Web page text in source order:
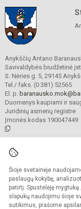
Šioje svetainėje
paslaugų kokybę,
patirtį. Spustelėję
slapukų naudojimu šioje
sutikimus, prašome
Anykščių Antano
Savivaldybės biudžetinė
S. Nėries g. 5, 29145
Tel./ faks. (0 381) 52565
El. p.
Duomenys kaupiami ir
Juridinių asmenų registre
Įmonės kodas 190047449
Kopijuoti turinį be
Sumanus būdas